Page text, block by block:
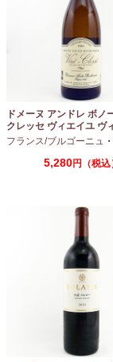
ドメーヌ アンドレ ボノ
クレッセ ヴィエイユ ヴ
2024 750ml
フランス/ブルゴーニュ ・
5,280円（税込